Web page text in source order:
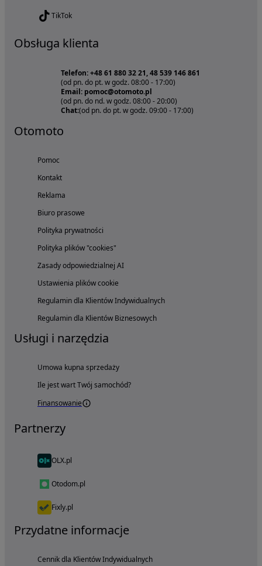
TikTok
Obsługa klienta
Telefon: +48 61 880 32 21, 48 539 146 861
(od pn. do pt. w godz. 08:00 - 17:00)
Email: pomoc@otomoto.pl
(od pn. do nd. w godz. 08:00 - 20:00)
Chat:(od pn. do pt. w godz. 09:00 - 17:00)
Otomoto
Pomoc
Kontakt
Reklama
Biuro prasowe
Polityka prywatności
Polityka plików "cookies"
Zasady odpowiedzialnej AI
Ustawienia plików cookie
Regulamin dla Klientów Indywidualnych
Regulamin dla Klientów Biznesowych
Usługi i narzędzia
Umowa kupna sprzedaży
Ile jest wart Twój samochód?
Finansowanie
Partnerzy
OLX.pl
Otodom.pl
Fixly.pl
Przydatne informacje
Cennik dla Klientów Indywidualnych